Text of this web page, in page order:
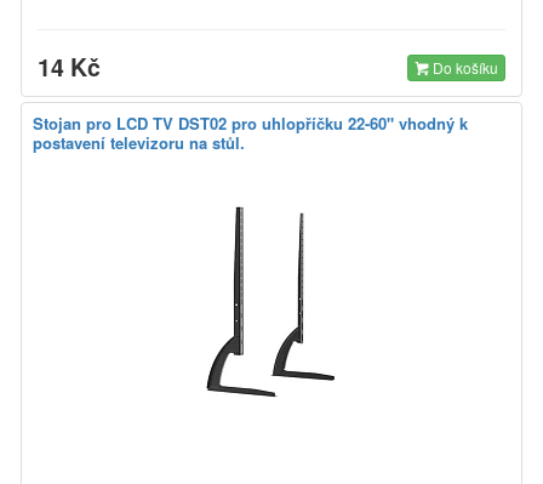
14 Kč Do košíku
Stojan pro LCD TV DST02 pro uhlopříčku 22-60" vhodný k
postavení televizoru na stůl.